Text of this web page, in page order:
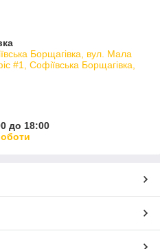
Борщагівка, вул. Мала
#1, Софіївська Борщагівка,
до 18:00